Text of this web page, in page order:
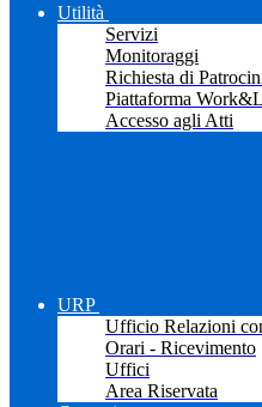
Utilità
Servizi
Monitoraggi
Richiesta di
Piattaforma
Accesso agli Atti
URP
Ufficio Relazioni
Orari - Ricevimento
Uffici
Area Riservata